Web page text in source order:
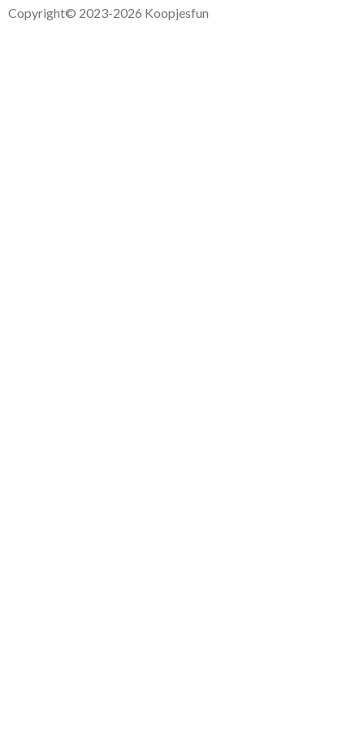
Copyright© 2023-2026 Koopjesfun